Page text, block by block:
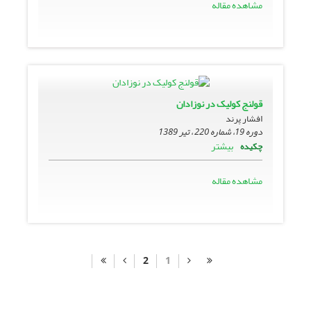
مشاهده مقاله
قولنج کولیک در نوزادان
افشار پرند
دوره 19، شماره 220 ، تیر 1389
چکیده بیشتر
مشاهده مقاله
1
2